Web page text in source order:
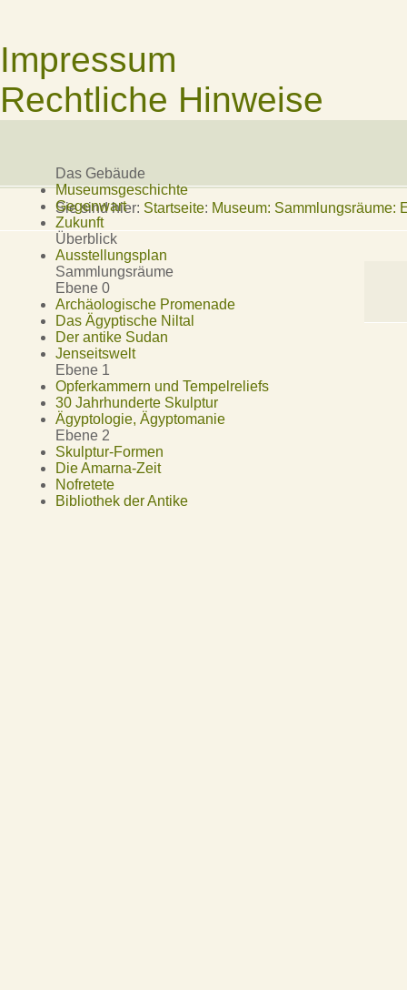
Impressum
Rechtliche Hinweise
Das Gebäude
Museumsgeschichte
Gegenwart
Zukunft
Überblick
Ausstellungsplan
Sammlungsräume
Ebene 0
Archäologische Promenade
Das Ägyptische Niltal
Der antike Sudan
Jenseitswelt
Ebene 1
Opferkammern und Tempelreliefs
30 Jahrhunderte Skulptur
Ägyptologie, Ägyptomanie
Ebene 2
Skulptur-Formen
Die Amarna-Zeit
Nofretete
Bibliothek der Antike
Sie sind hier: Startseite: Museum: Sammlungsräume: